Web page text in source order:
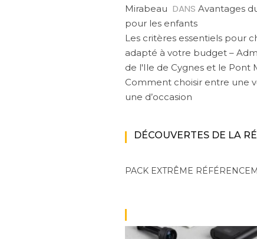
Mirabeau DANS Avantages
pour les enfants
Les critères essentiels pour
adapté à votre budget –
de l'Ile de Cygnes et le Pont
Comment choisir entre une
une d’occasion
DÉCOUVERTES DE LA
PACK EXTRÊME